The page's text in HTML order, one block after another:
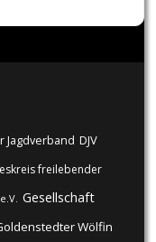
Jagdverband DJV
freilebender
Gesellschaft
Wölfin